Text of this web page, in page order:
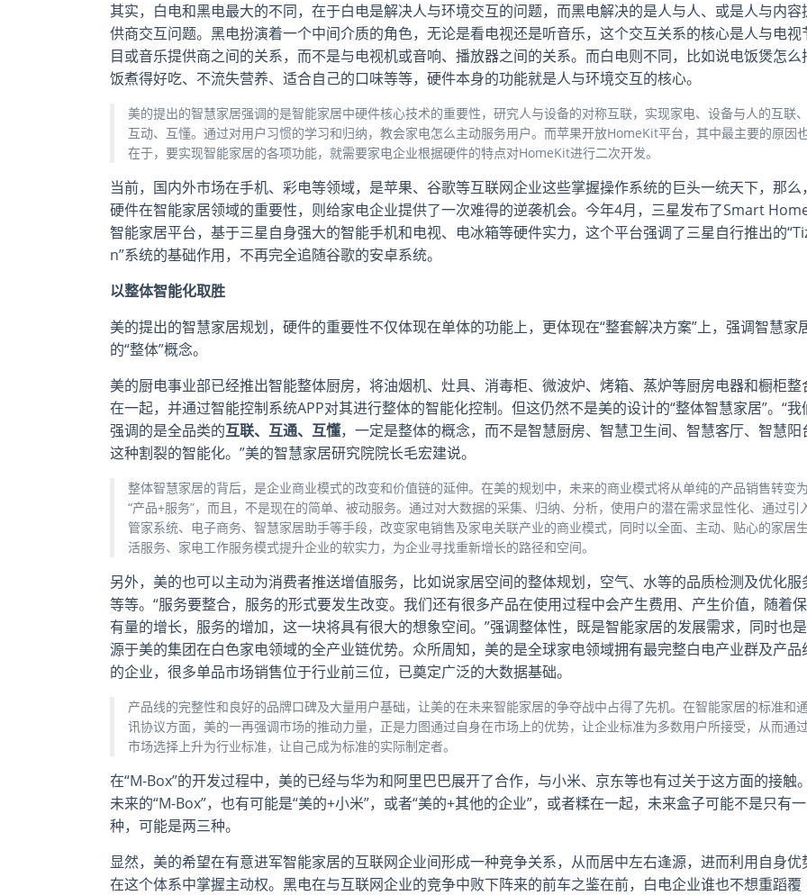
其实，白电和黑电最大的不同，在于白电是解决人与环境交互的问题，而黑电解决的是人与人、或是人与内容
供商交互问题。黑电扮演着一个中间介质的角色，无论是看电视还是听音乐，这个交互关系的核心是人与电视
目或音乐提供商之间的关系，而不是与电视机或音响、播放器之间的关系。而白电则不同，比如说电饭煲怎么
饭煮得好吃、不流失营养、适合自己的口味等等，硬件本身的功能就是人与环境交互的核心。
美的提出的智慧家居强调的是智能家居中硬件核心技术的重要性，研究人与设备的对称互联，实现家电、设备与人的互联、
互动、互懂。通过对用户习惯的学习和归纳，教会家电怎么主动服务用户。而苹果开放HomeKit平台，其中最主要的原因
在于，要实现智能家居的各项功能，就需要家电企业根据硬件的特点对HomeKit进行二次开发。
当前，国内外市场在手机、彩电等领域，是苹果、谷歌等互联网企业这些掌握操作系统的巨头一统天下，那么，
硬件在智能家居领域的重要性，则给家电企业提供了一次难得的逆袭机会。今年4月，三星发布了Smart
智能家居平台，基于三星自身强大的智能手机和电视、电冰箱等硬件实力，这个平台强调了三星自行推出的
n”系统的基础作用，不再完全追随谷歌的安卓系统。
以整体智能化取胜
美的提出的智慧家居规划，硬件的重要性不仅体现在单体的功能上，更体现在“整套解决方案”上，强调智慧家
的“整体”概念。
美的厨电事业部已经推出智能整体厨房，将油烟机、灶具、消毒柜、微波炉、烤箱、蒸炉等厨房电器和橱柜整
在一起，并通过智能控制系统APP对其进行整体的智能化控制。但这仍然不是美的设计的“整体智慧家居”。“我
强调的是全品类的互联、互通、互懂，一定是整体的概念，而不是智慧厨房、智慧卫生间、智慧客厅、智慧阳
这种割裂的智能化。”美的智慧家居研究院院长毛宏建说。
整体智慧家居的背后，是企业商业模式的改变和价值链的延伸。在美的规划中，未来的商业模式将从单纯的产品销售转变为
“产品+服务”，而且，不是现在的简单、被动服务。通过对大数据的采集、归纳、分析，使用户的潜在需求显性化、通过引
管家系统、电子商务、智慧家居助手等手段，改变家电销售及家电关联产业的商业模式，同时以全面、主动、贴心的家居生
活服务、家电工作服务模式提升企业的软实力，为企业寻找重新增长的路径和空间。
另外，美的也可以主动为消费者推送增值服务，比如说家居空间的整体规划，空气、水等的品质检测及优化服
等等。“服务要整合，服务的形式要发生改变。我们还有很多产品在使用过程中会产生费用、产生价值，随着保
有量的增长，服务的增加，这一块将具有很大的想象空间。”强调整体性，既是智能家居的发展需求，同时也是
源于美的集团在白色家电领域的全产业链优势。众所周知，美的是全球家电领域拥有最完整白电产业群及产品
的企业，很多单品市场销售位于行业前三位，已奠定广泛的大数据基础。
产品线的完整性和良好的品牌口碑及大量用户基础，让美的在未来智能家居的争夺战中占得了先机。在智能家居的标准和通
讯协议方面，美的一再强调市场的推动力量，正是力图通过自身在市场上的优势，让企业标准为多数用户所接受，从而通过
市场选择上升为行业标准，让自己成为标准的实际制定者。
在“M-Box”的开发过程中，美的已经与华为和阿里巴巴展开了合作，与小米、京东等也有过关于这方面的接触。
未来的“M-Box”，也有可能是“美的+小米”，或者“美的+其他的企业”，或者糅在一起，未来盒子可能不是只有一
种，可能是两三种。
显然，美的希望在有意进军智能家居的互联网企业间形成一种竞争关系，从而居中左右逢源，进而利用自身优
在这个体系中掌握主动权。黑电在与互联网企业的竞争中败下阵来的前车之鉴在前，白电企业谁也不想重蹈覆